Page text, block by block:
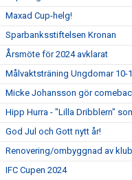
Maxad Cup-helg!
Sparbanksstiftelsen Kronan
Årsmöte för 2024 avklarat
Målvaktsträning Ungdomar 10-
Micke Johansson gör
Hipp Hurra - "Lilla Dribblern"
God Jul och Gott nytt år!
Renovering/ombyggnad av
IFC Cupen 2024